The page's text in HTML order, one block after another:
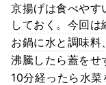
京揚げは食べやす
しておく。今回は
お鍋に水と調味料
沸騰したら蓋をせ
10分経ったら水菜